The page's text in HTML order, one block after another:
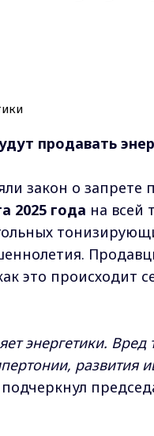
продавать
закон о запрете
2025 года на всей
это происходит
энергетики. Вред
развития